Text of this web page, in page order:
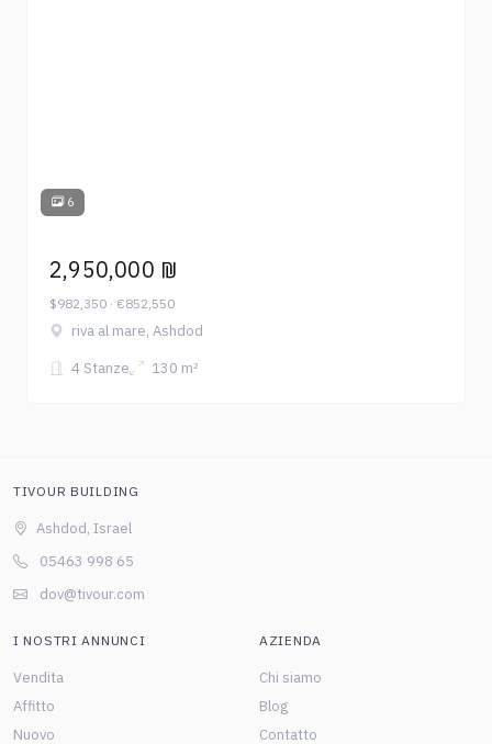
6
2,950,000 ₪
$982,350 · €852,550
riva al mare, Ashdod
4 Stanze
130 m²
TIVOUR BUILDING
Ashdod, Israel
05463 998 65
dov@tivour.com
I NOSTRI ANNUNCI
Vendita
Affitto
Nuovo
AZIENDA
Chi siamo
Blog
Contatto